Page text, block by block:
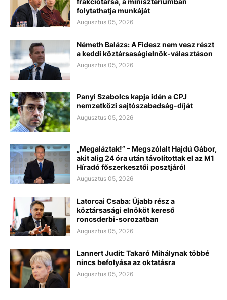
folytathatja munkáját
Augusztus 05, 2026
Németh Balázs: A Fidesz nem vesz részt
a keddi köztársaságielnök-választáson
Augusztus 05, 2026
Panyi Szabolcs kapja idén a CPJ
nemzetközi sajtószabadság-díját
Augusztus 05, 2026
„Megaláztak!” – Megszólalt Hajdú Gábor,
akit alig 24 óra után távolítottak el az M1
Híradó főszerkesztői posztjáról
Augusztus 05, 2026
Latorcai Csaba: Újabb rész a
köztársasági elnököt kereső
roncsderbi-sorozatban
Augusztus 05, 2026
Lannert Judit: Takaró Mihálynak többé
nincs befolyása az oktatásra
Augusztus 05, 2026